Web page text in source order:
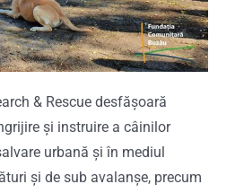
& Rescue desfășoară
și instruire a câinilor
urbană și în mediul
și de sub avalanșe, precum